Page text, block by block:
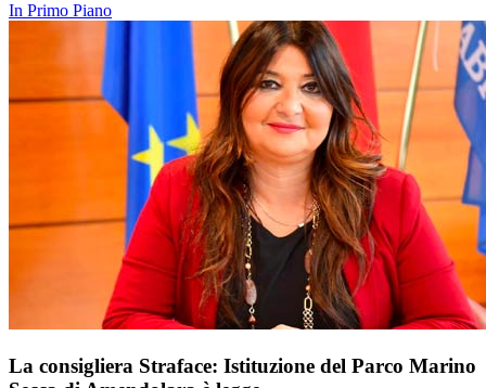
In Primo Piano
La consigliera Straface: Istituzione del Parco Marino